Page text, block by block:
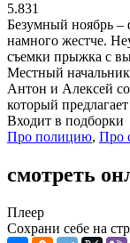
5.831
Безумный ноябрь –
намного жестче.
съемки прыжка с
Местный
Антон и Алексей
который
Входит в подборки
Про полицию, Про
смотреть
Плеер
Сохрани себе на